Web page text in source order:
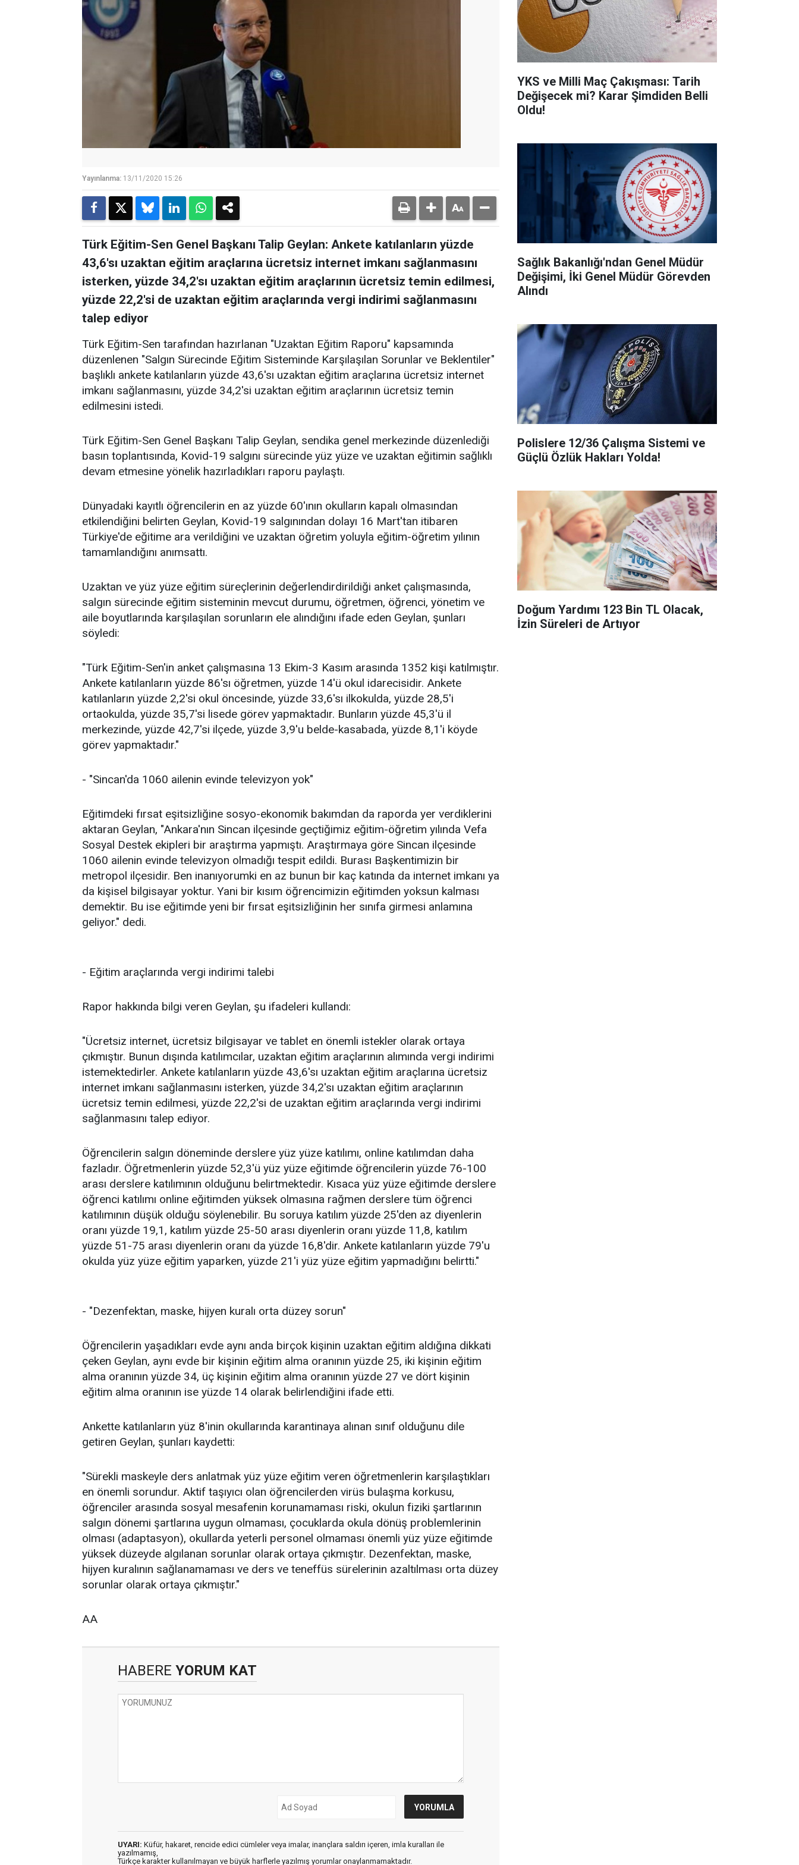
Yayınlanma: 13/11/2020 15:26
Türk Eğitim-Sen Genel Başkanı Talip Geylan: Ankete katılanların yüzde
43,6'sı uzaktan eğitim araçlarına ücretsiz internet imkanı sağlanmasını
isterken, yüzde 34,2'sı uzaktan eğitim araçlarının ücretsiz temin edilmesi,
yüzde 22,2'si de uzaktan eğitim araçlarında vergi indirimi sağlanmasını
talep ediyor
Türk Eğitim-Sen tarafından hazırlanan "Uzaktan Eğitim Raporu" kapsamında
düzenlenen "Salgın Sürecinde Eğitim Sisteminde Karşılaşılan Sorunlar ve Beklentiler"
başlıklı ankete katılanların yüzde 43,6'sı uzaktan eğitim araçlarına ücretsiz internet
imkanı sağlanmasını, yüzde 34,2'si uzaktan eğitim araçlarının ücretsiz temin
edilmesini istedi.
Türk Eğitim-Sen Genel Başkanı Talip Geylan, sendika genel merkezinde düzenlediği
basın toplantısında, Kovid-19 salgını sürecinde yüz yüze ve uzaktan eğitimin sağlıklı
devam etmesine yönelik hazırladıkları raporu paylaştı.
Dünyadaki kayıtlı öğrencilerin en az yüzde 60'ının okulların kapalı olmasından
etkilendiğini belirten Geylan, Kovid-19 salgınından dolayı 16 Mart'tan itibaren
Türkiye'de eğitime ara verildiğini ve uzaktan öğretim yoluyla eğitim-öğretim yılının
tamamlandığını anımsattı.
Uzaktan ve yüz yüze eğitim süreçlerinin değerlendirdirildiği anket çalışmasında,
salgın sürecinde eğitim sisteminin mevcut durumu, öğretmen, öğrenci, yönetim ve
aile boyutlarında karşılaşılan sorunların ele alındığını ifade eden Geylan, şunları
söyledi:
"Türk Eğitim-Sen'in anket çalışmasına 13 Ekim-3 Kasım arasında 1352 kişi katılmıştır.
Ankete katılanların yüzde 86'sı öğretmen, yüzde 14'ü okul idarecisidir. Ankete
katılanların yüzde 2,2'si okul öncesinde, yüzde 33,6'sı ilkokulda, yüzde 28,5'i
ortaokulda, yüzde 35,7'si lisede görev yapmaktadır. Bunların yüzde 45,3'ü il
merkezinde, yüzde 42,7'si ilçede, yüzde 3,9'u belde-kasabada, yüzde 8,1'i köyde
görev yapmaktadır."
- "Sincan'da 1060 ailenin evinde televizyon yok"
Eğitimdeki fırsat eşitsizliğine sosyo-ekonomik bakımdan da raporda yer verdiklerini
aktaran Geylan, "Ankara'nın Sincan ilçesinde geçtiğimiz eğitim-öğretim yılında Vefa
Sosyal Destek ekipleri bir araştırma yapmıştı. Araştırmaya göre Sincan ilçesinde
1060 ailenin evinde televizyon olmadığı tespit edildi. Burası Başkentimizin bir
metropol ilçesidir. Ben inanıyorumki en az bunun bir kaç katında da internet imkanı ya
da kişisel bilgisayar yoktur. Yani bir kısım öğrencimizin eğitimden yoksun kalması
demektir. Bu ise eğitimde yeni bir fırsat eşitsizliğinin her sınıfa girmesi anlamına
geliyor." dedi.
- Eğitim araçlarında vergi indirimi talebi
Rapor hakkında bilgi veren Geylan, şu ifadeleri kullandı:
"Ücretsiz internet, ücretsiz bilgisayar ve tablet en önemli istekler olarak ortaya
çıkmıştır. Bunun dışında katılımcılar, uzaktan eğitim araçlarının alımında vergi indirimi
istemektedirler. Ankete katılanların yüzde 43,6'sı uzaktan eğitim araçlarına ücretsiz
internet imkanı sağlanmasını isterken, yüzde 34,2'sı uzaktan eğitim araçlarının
ücretsiz temin edilmesi, yüzde 22,2'si de uzaktan eğitim araçlarında vergi indirimi
sağlanmasını talep ediyor.
Öğrencilerin salgın döneminde derslere yüz yüze katılımı, online katılımdan daha
fazladır. Öğretmenlerin yüzde 52,3'ü yüz yüze eğitimde öğrencilerin yüzde 76-100
arası derslere katılımının olduğunu belirtmektedir. Kısaca yüz yüze eğitimde derslere
öğrenci katılımı online eğitimden yüksek olmasına rağmen derslere tüm öğrenci
katılımının düşük olduğu söylenebilir. Bu soruya katılım yüzde 25'den az diyenlerin
oranı yüzde 19,1, katılım yüzde 25-50 arası diyenlerin oranı yüzde 11,8, katılım
yüzde 51-75 arası diyenlerin oranı da yüzde 16,8'dir. Ankete katılanların yüzde 79'u
okulda yüz yüze eğitim yaparken, yüzde 21'i yüz yüze eğitim yapmadığını belirtti."
- "Dezenfektan, maske, hijyen kuralı orta düzey sorun"
Öğrencilerin yaşadıkları evde aynı anda birçok kişinin uzaktan eğitim aldığına dikkati
çeken Geylan, aynı evde bir kişinin eğitim alma oranının yüzde 25, iki kişinin eğitim
alma oranının yüzde 34, üç kişinin eğitim alma oranının yüzde 27 ve dört kişinin
eğitim alma oranının ise yüzde 14 olarak belirlendiğini ifade etti.
Ankette katılanların yüz 8'inin okullarında karantinaya alınan sınıf olduğunu dile
getiren Geylan, şunları kaydetti:
"Sürekli maskeyle ders anlatmak yüz yüze eğitim veren öğretmenlerin karşılaştıkları
en önemli sorundur. Aktif taşıyıcı olan öğrencilerden virüs bulaşma korkusu,
öğrenciler arasında sosyal mesafenin korunamaması riski, okulun fiziki şartlarının
salgın dönemi şartlarına uygun olmaması, çocuklarda okula dönüş problemlerinin
olması (adaptasyon), okullarda yeterli personel olmaması önemli yüz yüze eğitimde
yüksek düzeyde algılanan sorunlar olarak ortaya çıkmıştır. Dezenfektan, maske,
hijyen kuralının sağlanamaması ve ders ve teneffüs sürelerinin azaltılması orta düzey
sorunlar olarak ortaya çıkmıştır."
AA
HABERE YORUM KAT
UYARI: Küfür, hakaret, rencide edici cümleler veya imalar, inançlara saldırı içeren, imla kuralları ile
yazılmamış,
Türkçe karakter kullanılmayan ve büyük harflerle yazılmış yorumlar onaylanmamaktadır.
YKS ve Milli Maç Çakışması: Tarih
Değişecek mi? Karar Şimdiden Belli
Oldu!
Sağlık Bakanlığı'ndan Genel Müdür
Değişimi, İki Genel Müdür Görevden
Alındı
Polislere 12/36 Çalışma Sistemi ve
Güçlü Özlük Hakları Yolda!
Doğum Yardımı 123 Bin TL Olacak,
İzin Süreleri de Artıyor